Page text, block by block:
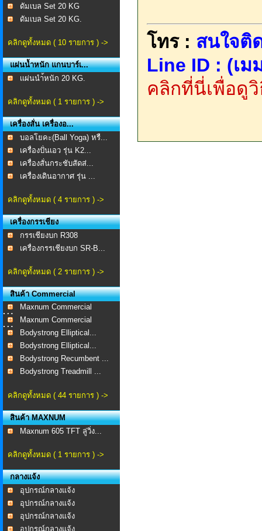
ดัมเบล Set 20 KG
ดัมเบล Set 20 KG.
คลิกดูทั้งหมด ( 10 รายการ ) ->
แผ่นน้ำหนัก แกนบาร์เ...
เเผ่นนำ้หนัก 20 KG.
คลิกดูทั้งหมด ( 1 รายการ ) ->
เครื่องสั่น เครื่องอ...
บอลโยคะ(Ball Yoga) หรื...
เครื่องปั่นเอว รุ่น K2...
เครื่องสั่นกระชับสัดส่...
เครื่องเดินอากาศ รุ่น ...
คลิกดูทั้งหมด ( 4 รายการ ) ->
เครื่องกรรเชียง
กรรเชียงบก R308
เครื่องกรรเชียงบก SR-B...
คลิกดูทั้งหมด ( 2 รายการ ) ->
สินค้า Commercial
Maxnum Commercial
MA-...Maxnum Commercial
MA-...Bodystrong Elliptical...
Bodystrong Elliptical...
Bodystrong Recumbent ...
Bodystrong Treadmill ...
คลิกดูทั้งหมด ( 44 รายการ ) ->
สินค้า MAXNUM
Maxnum 605 TFT ลู่วิ่ง...
คลิกดูทั้งหมด ( 1 รายการ ) ->
กลางแจ้ง
อุปกรณ์กลางแจ้ง
อุปกรณ์กลางแจ้ง
อุปกรณ์กลางแจ้ง
อุปกรณ์กลางแจ้ง
โทร : สนใจติ
Line ID : (เ
คลิกที่นี่เพื่อดูวิ